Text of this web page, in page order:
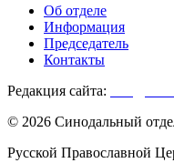
Об отделе
Информация
Председатель
Контакты
Редакция сайта:
© 2026 Синодальный
Русской Православной